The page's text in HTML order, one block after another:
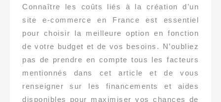
Connaître les coûts liés à la création d’un
site e-commerce en France est essentiel
pour choisir la meilleure option en fonction
de votre budget et de vos besoins. N’oubliez
pas de prendre en compte tous les facteurs
mentionnés dans cet article et de vous
renseigner sur les financements et aides
disponibles pour maximiser vos chances de